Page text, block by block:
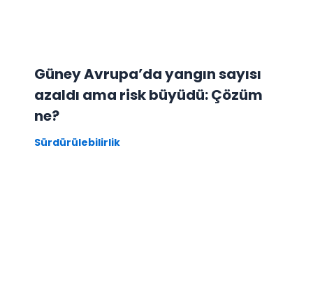
Güney Avrupa’da yangın sayısı
azaldı ama risk büyüdü: Çözüm
ne?
Sürdürülebilirlik